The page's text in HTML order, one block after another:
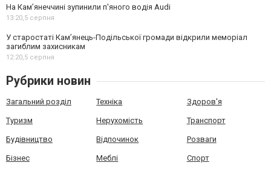
На Камʼянеччині зупинили п'яного водія Audi
13:20,5 серпня
У старостаті Кам’янець-Подільської громади відкрили меморіал
загиблим захисникам
12:20,5 серпня
Рубрики новин
Загальний розділ Техніка Здоров'я
Туризм Нерухомість Транспорт
Будівництво Відпочинок Розваги
Бізнес Меблі Спорт